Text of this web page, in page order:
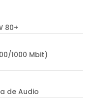
80+
1000 Mbit)
de Audio